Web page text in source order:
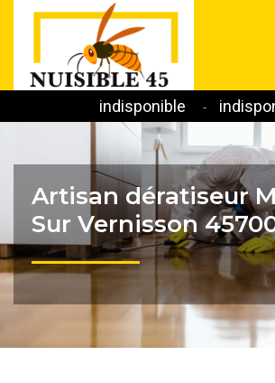
indisponible -
Artisan dératiseur
Sur Vernisson